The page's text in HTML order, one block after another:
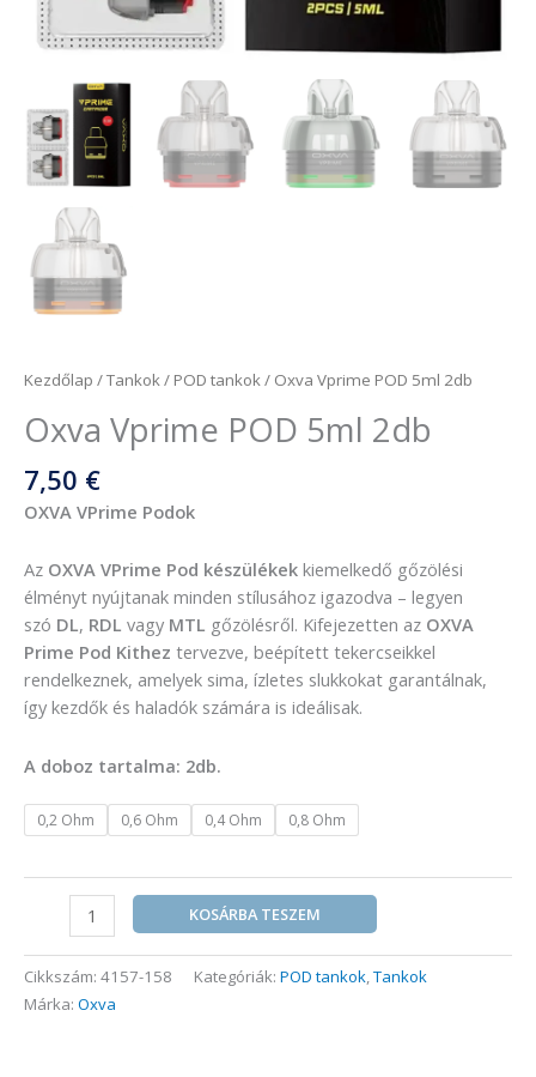
Kezdőlap /Tankok/ POD tankok/ Oxva Vprime POD 5ml 2db
Oxva Vprime POD 5ml 2db
7,50 €
OXVA VPrime Podok
Az OXVA VPrime Pod készülékek kiemelkedő gőzölési
élményt nyújtanak minden stílusához igazodva – legyen
szó DL, RDL vagy MTL gőzölésről. Kifejezetten az OXVA
Prime Pod Kithez tervezve, beépített tekercseikkel
rendelkeznek, amelyek sima, ízletes slukkokat garantálnak,
így kezdők és haladók számára is ideálisak.
A doboz tartalma: 2db.
0,2 Ohm 0,6 Ohm 0,4 Ohm 0,8 Ohm
KOSÁRBA TESZEM
Cikkszám: 4157-158 Kategóriák: POD tankok,Tankok
Márka: Oxva